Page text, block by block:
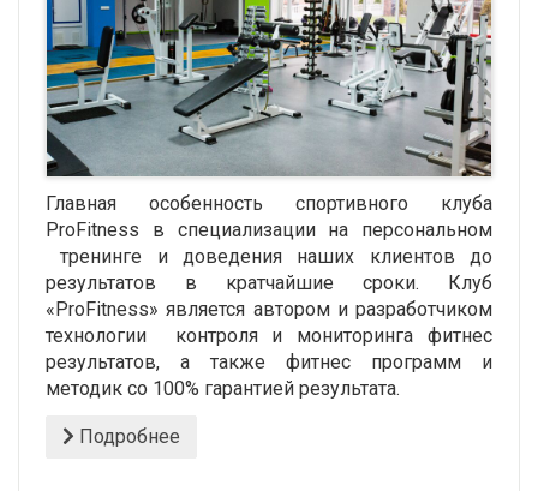
Главная особенность спортивного клуба
ProFitness в специализации на персональном
тренинге и доведения наших клиентов до
результатов в кратчайшие сроки. Клуб
«ProFitness» является автором и разработчиком
технологии контроля и мониторинга фитнес
результатов, а также фитнес программ и
методик со 100% гарантией результата.
Подробнее